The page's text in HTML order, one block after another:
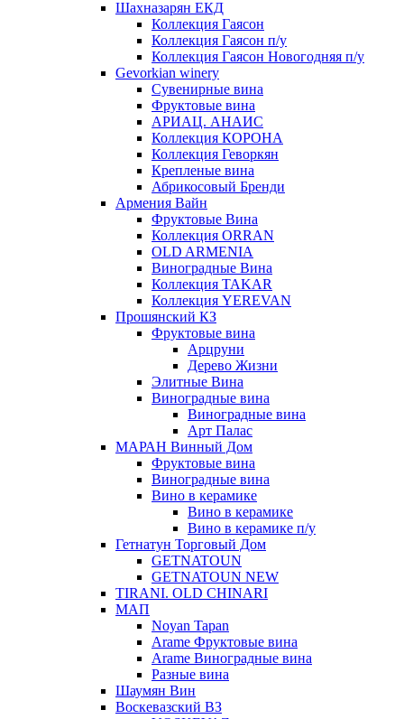
Шахназарян ЕКД
Коллекция Гаясон
Коллекция Гаясон п/у
Коллекция Гаясон Новогодняя п/у
Gevorkian winery
Сувенирные вина
Фруктовые вина
АРИАЦ. АНАИС
Коллекция КОРОНА
Коллекция Геворкян
Крепленые вина
Абрикосовый Бренди
Армения Вайн
Фруктовые Вина
Коллекция ORRAN
OLD ARMENIA
Виноградные Вина
Коллекция TAKAR
Коллекция YEREVAN
Прошянский КЗ
Фруктовые вина
Арцруни
Дерево Жизни
Элитные Вина
Виноградные вина
Виноградные вина
Арт Палас
МАРАН Винный Дом
Фруктовые вина
Виноградные вина
Вино в керамике
Вино в керамике
Вино в керамике п/у
Гетнатун Торговый Дом
GETNATOUN
GETNATOUN NEW
TIRANI. OLD CHINARI
МАП
Noyan Tapan
Arame Фруктовые вина
Arame Виноградные вина
Разные вина
Шаумян Вин
Воскевазский ВЗ